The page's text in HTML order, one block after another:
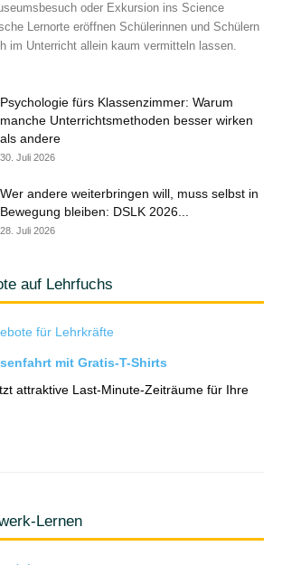
oder Exkursion ins Science
Lernorte eröffnen Schülerinnen und Schülern
im Unterricht allein kaum vermitteln lassen.
Psychologie fürs Klassenzimmer: Warum
manche Unterrichtsmethoden besser wirken
als andere
30. Juli 2026
Wer andere weiterbringen will, muss selbst in
Bewegung bleiben: DSLK 2026...
28. Juli 2026
auf Lehrfuchs
mit Gratis-T-Shirts
attraktive Last-Minute-Zeiträume für Ihre
Lernen